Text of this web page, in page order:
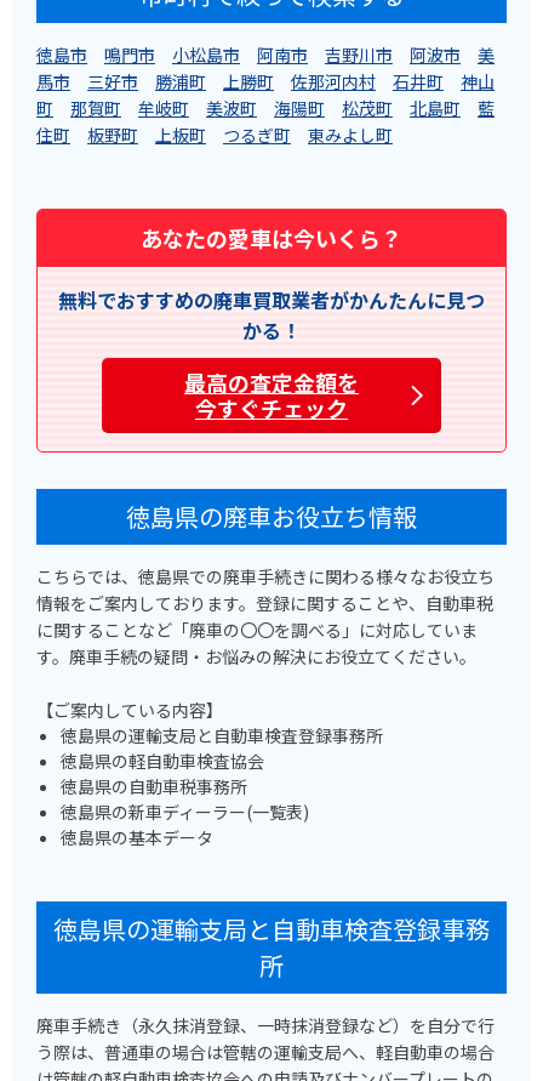
徳島市 鳴門市 小松島市 阿南市 吉野川市 阿波市
美
馬市
三好市 勝浦町 上勝町 佐那河内村 石井町
神山
町
那賀町 牟岐町 美波町 海陽町 松茂町 北島町
藍
住町
板野町 上板町 つるぎ町 東みよし町
あなたの愛車は今いくら？
無料でおすすめの廃車買取業者がかんたんに見つ
かる！
最高の査定金額を
今すぐチェック
徳島県の廃車お役立ち情報
こちらでは、徳島県での廃車手続きに関わる様々なお役立ち
情報をご案内しております。登録に関することや、自動車税
に関することなど「廃車の〇〇を調べる」に対応していま
す。廃車手続の疑問・お悩みの解決にお役立てください。
【ご案内している内容】
徳島県の運輸支局と自動車検査登録事務所
徳島県の軽自動車検査協会
徳島県の自動車税事務所
徳島県の新車ディーラー(一覧表)
徳島県の基本データ
徳島県の運輸支局と自動車検査登録事務
所
廃車手続き（永久抹消登録、一時抹消登録など）を自分で行
う際は、普通車の場合は管轄の運輸支局へ、軽自動車の場合